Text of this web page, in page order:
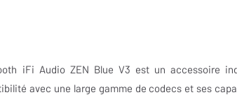
iFi Audio ZEN Blue V3 est un accessoire
avec une large gamme de codecs et ses